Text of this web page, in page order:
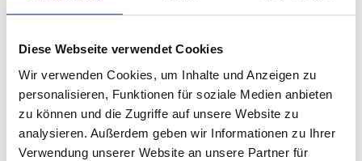
Diese Webseite verwendet Cookies
Wir verwenden Cookies, um Inhalte und Anzeigen zu
personalisieren, Funktionen für soziale Medien anbieten
zu können und die Zugriffe auf unsere Website zu
analysieren. Außerdem geben wir Informationen zu Ihrer
Verwendung unserer Website an unsere Partner für
touristischen Leitbetrieb
Die Möglichkeit zur Aus- und Weiterbildung
Ein unschlagbares Benefit-Paket, von der Jahreskarte zum
Essenszuschuss bis zur Zukunftsvorsorge
Wir bieten dir für diese Position ein attraktives